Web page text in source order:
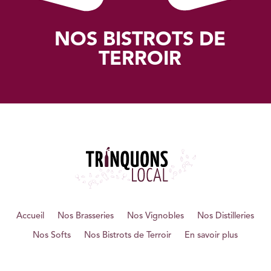
NOS BISTROTS DE
TERROIR
Accueil Nos Brasseries Nos Vignobles Nos Distilleries
Nos Softs Nos Bistrots de Terroir En savoir plus